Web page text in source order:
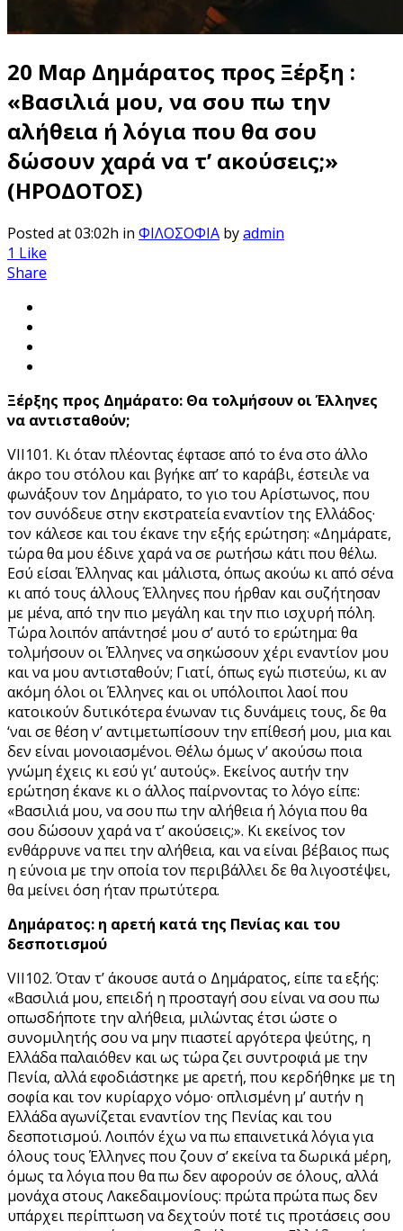
20 Μαρ Δημάρατος προς Ξέρξη :
«Βασιλιά μου, να σου πω την
αλήθεια ή λόγια που θα σου
δώσουν χαρά να τ’ ακούσεις;»
(ΗΡΟΔΟΤΟΣ)
Posted at 03:02h in ΦΙΛΟΣΟΦΙΑ byadmin
1 Like
Share
Ξέρξης προς Δημάρατο: Θα τολμήσουν οι Έλληνες
να αντισταθούν;
VII101. Κι όταν πλέοντας έφτασε από το ένα στο άλλο
άκρο του στόλου και βγήκε απ’ το καράβι, έστειλε να
φωνάξουν τον Δημάρατο, το γιο του Αρίστωνος, που
τον συνόδευε στην εκστρατεία εναντίον της Ελλάδος·
τον κάλεσε και του έκανε την εξής ερώτηση: «Δημάρατε,
τώρα θα μου έδινε χαρά να σε ρωτήσω κάτι που θέλω.
Εσύ είσαι Έλληνας και μάλιστα, όπως ακούω κι από σένα
κι από τους άλλους Έλληνες που ήρθαν και συζήτησαν
με μένα, από την πιο μεγάλη και την πιο ισχυρή πόλη.
Τώρα λοιπόν απάντησέ μου σ’ αυτό το ερώτημα: θα
τολμήσουν οι Έλληνες να σηκώσουν χέρι εναντίον μου
και να μου αντισταθούν; Γιατί, όπως εγώ πιστεύω, κι αν
ακόμη όλοι οι Έλληνες και οι υπόλοιποι λαοί που
κατοικούν δυτικότερα ένωναν τις δυνάμεις τους, δε θα
‘ναι σε θέση ν’ αντιμετωπίσουν την επίθεσή μου, μια και
δεν είναι μονοιασμένοι. Θέλω όμως ν’ ακούσω ποια
γνώμη έχεις κι εσύ γι’ αυτούς». Εκείνος αυτήν την
ερώτηση έκανε κι ο άλλος παίρνοντας το λόγο είπε:
«Βασιλιά μου, να σου πω την αλήθεια ή λόγια που θα
σου δώσουν χαρά να τ’ ακούσεις;». Κι εκείνος τον
ενθάρρυνε να πει την αλήθεια, και να είναι βέβαιος πως
η εύνοια με την οποία τον περιβάλλει δε θα λιγοστέψει,
θα μείνει όση ήταν πρωτύτερα.
Δημάρατος: η αρετή κατά της Πενίας και του
δεσποτισμού
VII102. Όταν τ’ άκουσε αυτά ο Δημάρατος, είπε τα εξής:
«Βασιλιά μου, επειδή η προσταγή σου είναι να σου πω
οπωσδήποτε την αλήθεια, μιλώντας έτσι ώστε ο
συνομιλητής σου να μην πιαστεί αργότερα ψεύτης, η
Ελλάδα παλαιόθεν και ως τώρα ζει συντροφιά με την
Πενία, αλλά εφοδιάστηκε με αρετή, που κερδήθηκε με τη
σοφία και τον κυρίαρχο νόμο· οπλισμένη μ’ αυτήν η
Ελλάδα αγωνίζεται εναντίον της Πενίας και του
δεσποτισμού. Λοιπόν έχω να πω επαινετικά λόγια για
όλους τους Έλληνες που ζουν σ’ εκείνα τα δωρικά μέρη,
όμως τα λόγια που θα πω δεν αφορούν σε όλους, αλλά
μονάχα στους Λακεδαιμονίους: πρώτα πρώτα πως δεν
υπάρχει περίπτωση να δεχτούν ποτέ τις προτάσεις σου